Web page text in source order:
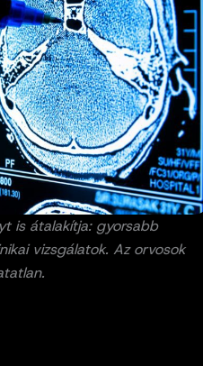
is átalakítja: gyorsabb
vizsgálatok. Az orvosok